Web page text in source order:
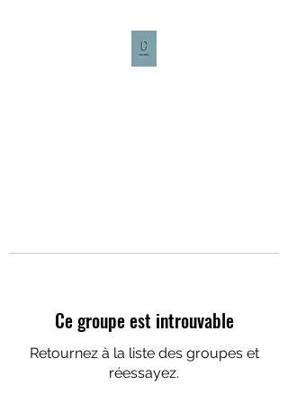
Ce groupe est introuvable
Retournez à la liste des groupes et
réessayez.